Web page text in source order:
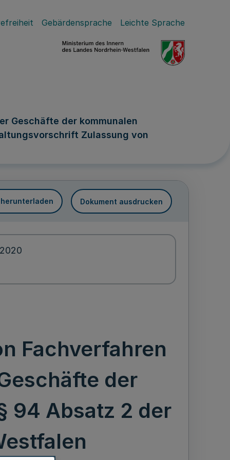
Gebärdensprache Leichte Sprache
Geschäfte der kommunalen
Zulassung von
herunterladen Dokument ausdrucken
Fachverfahren
der
94 Absatz 2 der